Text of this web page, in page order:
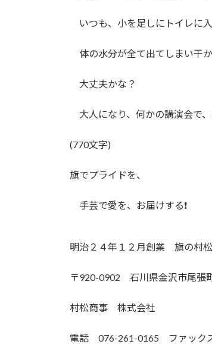
いつも、小を足しにトイレに
体の水分が全て出てしまい干
大丈夫かな？
大人になり、何かの講演会で
(770文字)
旗でプライドを、
手芸で愛を、お届けする❗️
明治２４年１２月創業 旗の村
〒920-0902 石川県金沢市尾張
村松商事 株式会社
電話 076-261-0165 ファック